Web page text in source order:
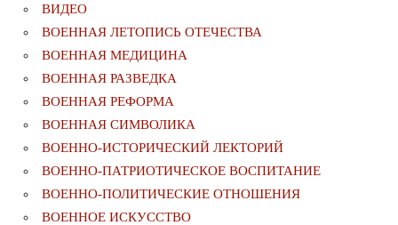
ВИДЕО
ВОЕННАЯ ЛЕТОПИСЬ ОТЕЧЕСТВА
ВОЕННАЯ МЕДИЦИНА
ВОЕННАЯ РАЗВЕДКА
ВОЕННАЯ РЕФОРМА
ВОЕННАЯ СИМВОЛИКА
ВОЕННО-ИСТОРИЧЕСКИЙ ЛЕКТОРИЙ
ВОЕННО-ПАТРИОТИЧЕСКОЕ ВОСПИТАНИЕ
ВОЕННО-ПОЛИТИЧЕСКИE ОТНОШЕНИЯ
ВОЕННОЕ ИСКУССТВО